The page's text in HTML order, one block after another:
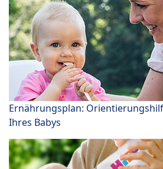
Ernährungsplan:
Ihres Babys